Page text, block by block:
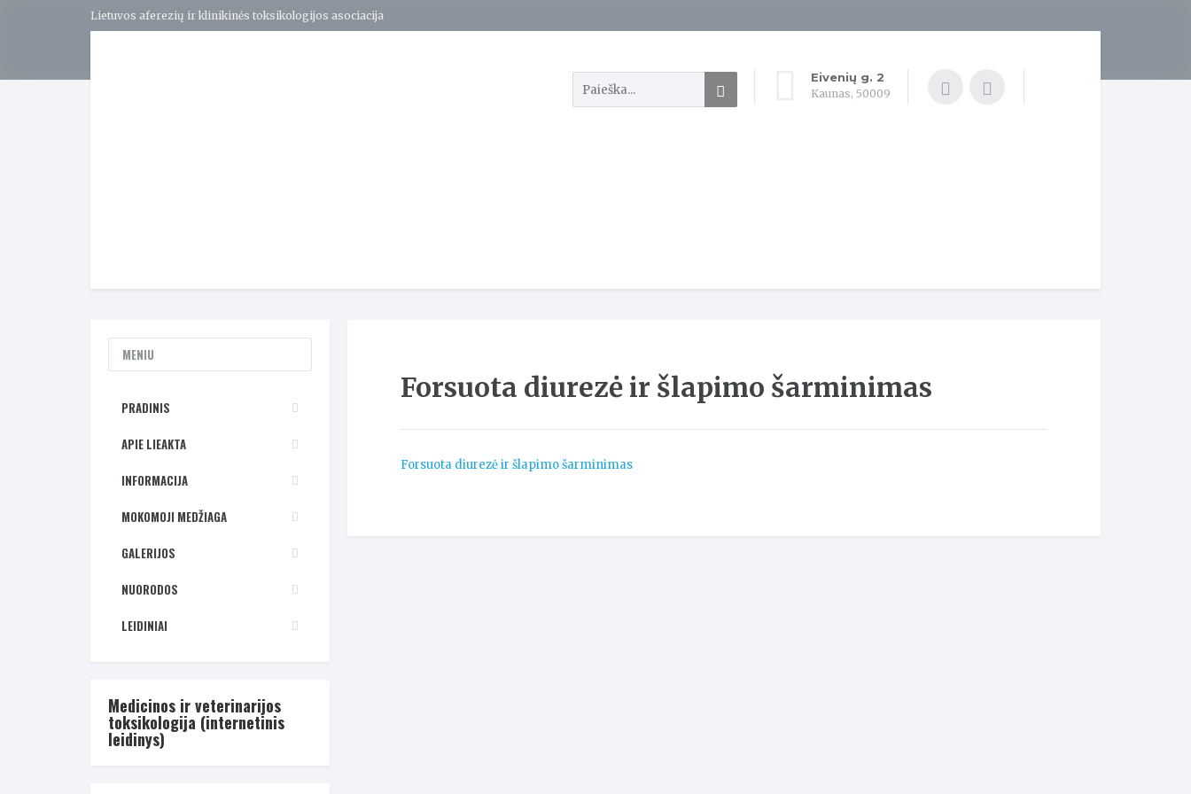
Lietuvos aferezių ir klinikinės toksikologijos asociacija
Eivenių g. 2
Kaunas, 50009
Forsuota diurezė ir šlapimo šarminimas
Forsuota diurezė ir šlapimo šarminimas
MENIU
PRADINIS
APIE LIEAKTA
INFORMACIJA
MOKOMOJI MEDŽIAGA
GALERIJOS
NUORODOS
LEIDINIAI
Medicinos ir veterinarijos
toksikologija (internetinis
leidinys)